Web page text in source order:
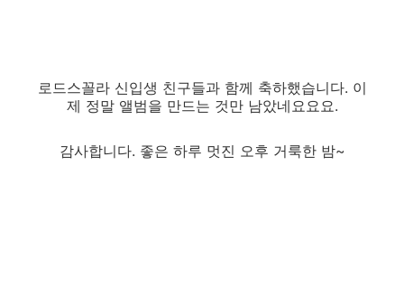
로드스꼴라 신입생 친구들과 함께 축하했습니다. 이
제 정말 앨범을 만드는 것만 남았네요요요.
감사합니다. 좋은 하루 멋진 오후 거룩한 밤~